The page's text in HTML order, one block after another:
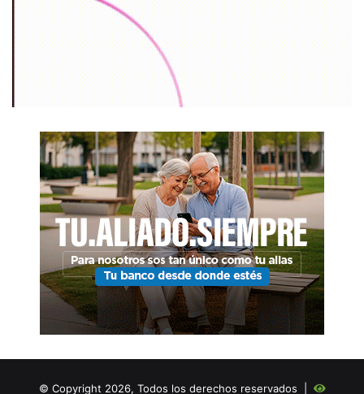
© Copyright 2026, Todos los derechos reservados |